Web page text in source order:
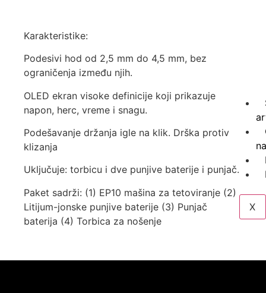
X
Karakteristike:
Podesivi hod od 2,5 mm do 4,5 mm, bez
ograničenja između njih.
OLED ekran visoke definicije koji prikazuje
napon, herc, vreme i snagu.
Podešavanje držanja igle na klik. Drška protiv
klizanja
Uključuje: torbicu i dve punjive baterije i punjač.
Paket sadrži: (1) EP10 mašina za tetoviranje (2)
Litijum-jonske punjive baterije (3) Punjač
baterija (4) Torbica za nošenje